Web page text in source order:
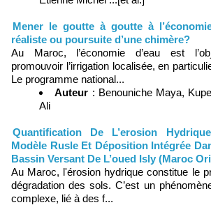
Mener le goutte à goutte à
réaliste ou poursuite d’une chimère?
Au Maroc, l’économie d’eau est
promouvoir l’irrigation localisée, en
Le programme national...
Auteur : Benouniche Maya,
Ali
Quantification De L’erosion
Modèle Rusle Et Déposition Intégrée
Bassin Versant De L’oued Isly (Maroc
Au Maroc, l'érosion hydrique constitue le
dégradation des sols. C’est un
complexe, lié à des f...